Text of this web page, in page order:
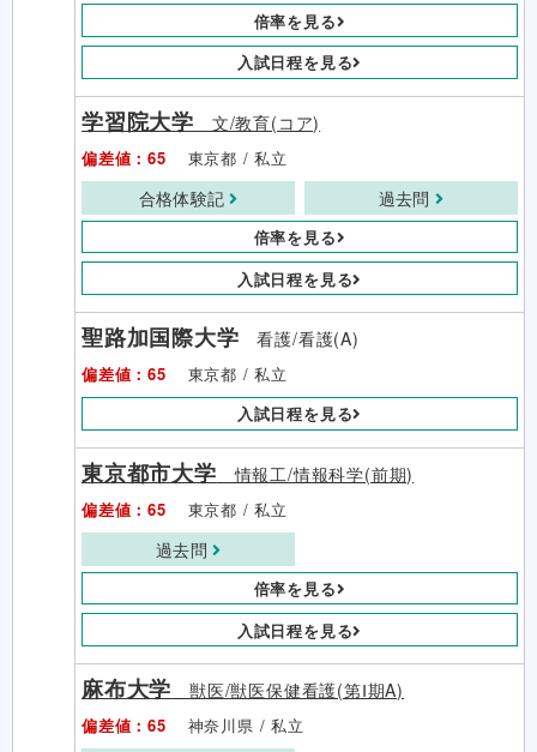
倍率を見る
入試日程を見る
学習院大学 文/教育(コア)
偏差値：65 東京都 / 私立
合格体験記 過去問
倍率を見る
入試日程を見る
聖路加国際大学 看護/看護(A)
偏差値：65
東京都 / 私立
入試日程を見る
東京都市大学 情報工/情報科学(前期)
偏差値：65 東京都 / 私立
過去問
倍率を見る
入試日程を見る
麻布大学 獣医/獣医保健看護(第Ⅰ期A)
偏差値：65 神奈川県 / 私立